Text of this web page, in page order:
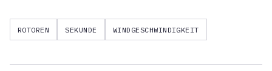
ROTOREN SEKUNDE WINDGESCHWINDIGKEIT